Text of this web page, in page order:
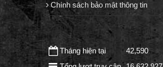
Chính sách bảo mật thông tin
Tháng hiện tại
42,590